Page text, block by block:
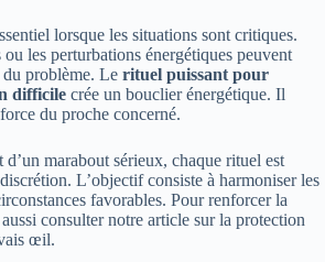
lorsque les situations sont critiques.
les perturbations énergétiques peuvent
problème. Le rituel puissant pour
difficile crée un bouclier énergétique. Il
du proche concerné.
d’un marabout sérieux, chaque rituel est
L’objectif consiste à harmoniser les
favorables. Pour renforcer la
consulter notre article surla protection
œil.